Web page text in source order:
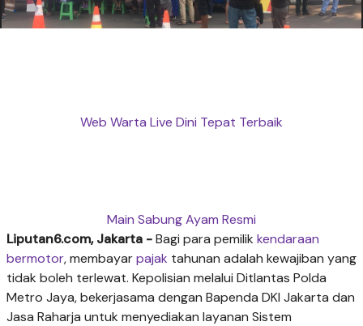
Web Warta Live Dini Tepat Terbaik
Main Sabung Ayam Resmi
Liputan6.com, Jakarta -Bagi para pemilik kendaraan
bermotor, membayarpajak tahunan adalah kewajiban yang
tidak boleh terlewat. Kepolisian melalui Ditlantas Polda
Metro Jaya, bekerjasama dengan Bapenda DKI Jakarta dan
Jasa Raharja untuk menyediakan layanan Sistem